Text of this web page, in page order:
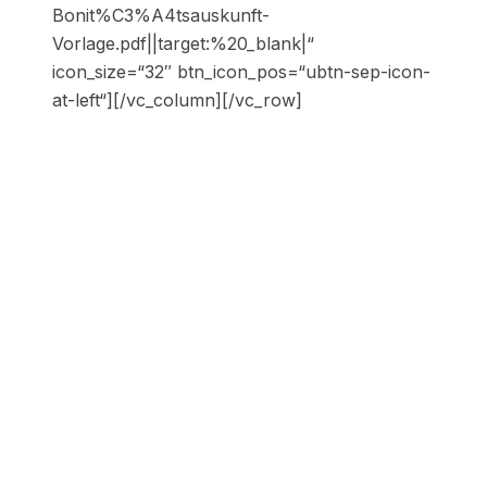
Bonit%C3%A4tsauskunft-
Vorlage.pdf||target:%20_blank|“
icon_size=“32″ btn_icon_pos=“ubtn-sep-icon-
at-left“][/vc_column][/vc_row]